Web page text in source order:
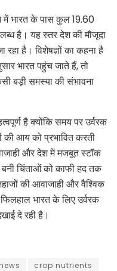
में भारत के पास कुल 19.60
है। यह स्तर देश की मौजूदा
रहा है। विशेषज्ञों का कहना है
भारत पहुंच जाते हैं, तो
बड़ी समस्या की संभावना
है क्योंकि समय पर उर्वरक
आय को प्रभावित करती
और देश में मजबूत स्टॉक
चिंताओं को काफी हद तक
की आवाजाही और वैश्विक
भारत के लिए उर्वरक
दे रही है।
crop nutrients